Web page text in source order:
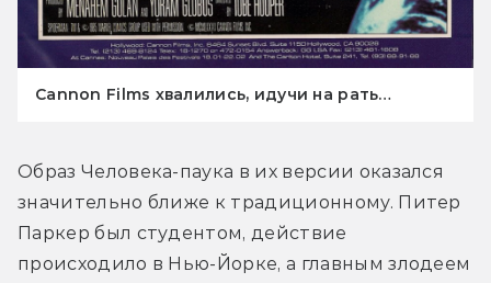
Cannon Films хвалились, идучи на рать…
Образ Человека-паука в их версии оказался
значительно ближе к традиционному. Питер
Паркер был студентом, действие
происходило в Нью-Йорке, а главным злодеем